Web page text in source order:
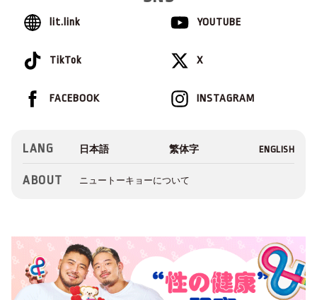
lit.link YOUTUBE
TikTok X
INSTAGRAM
FACEBOOK
LANG
ABOUT ニュートーキョーについて